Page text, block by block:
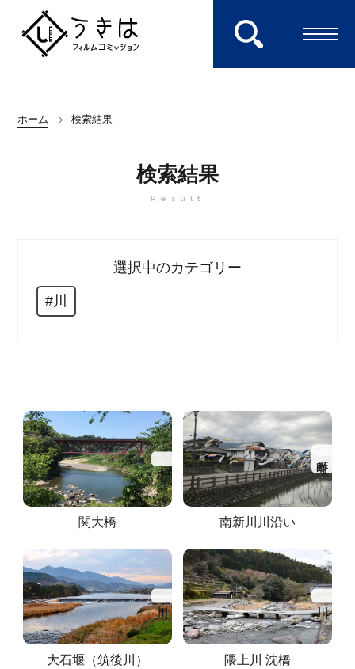
ロケ地を検索する
ホーム
エキストラ登録 EXTRA
エキストラ要請 REQUEST
よくあるご質問
お問い合わせ CONTACT
ホーム 検索結果
検索結果
Result
選択中のカテゴリー
#川
関大橋
町並み
南新川川沿い
大石堰（筑後川） 隈上川 沈橋
カテゴリから探す
自然・地形 時間・季節 その他
#店舗 #民家・古民家 #公共施設
#学校・体育館 #屋内 #商業施設
#神社・仏閣 #駅
#山 #川 #滝 #棚田 #集落
#森林 #公園・広場 #庭園
#春 #桜 #夏 #秋 #紅葉
#行祭事 #歴史 #伝統 #朝
#町並み #路地・並木道 #橋
#石段